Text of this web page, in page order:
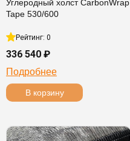
Углеродный холст CarbonWrap
Tape 530/600
Рейтинг: 0
336 540 ₽
Подробнее
В корзину